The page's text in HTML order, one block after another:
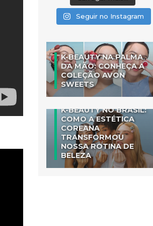
Seguir no Instagram
K-BEAUTY NA PALMA
DA MÃO: CONHEÇA A
COLEÇÃO AVON
SWEETS
K-BEAUTY NO BRASIL:
COMO A ESTÉTICA
COREANA
TRANSFORMOU
NOSSA ROTINA DE
BELEZA